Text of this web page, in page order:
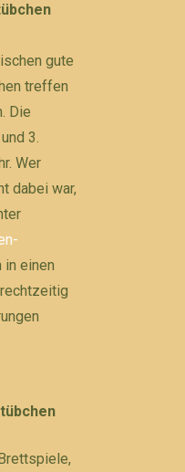
gute
treffen
Die
3.
Wer
dabei war,
in einen